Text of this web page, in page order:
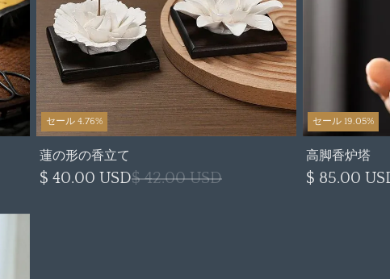
セール 4.76%
蓮の形の香立て
$ 40.00 USD$ 42.00 USD
セール 19.05%
高脚香炉塔
$ 85.00